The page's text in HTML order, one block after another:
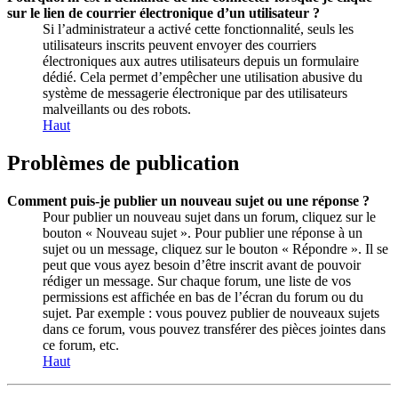
sur le lien de courrier électronique d’un utilisateur ?
Si l’administrateur a activé cette fonctionnalité, seuls les
utilisateurs inscrits peuvent envoyer des courriers
électroniques aux autres utilisateurs depuis un formulaire
dédié. Cela permet d’empêcher une utilisation abusive du
système de messagerie électronique par des utilisateurs
malveillants ou des robots.
Haut
Problèmes de publication
Comment puis-je publier un nouveau sujet ou une réponse ?
Pour publier un nouveau sujet dans un forum, cliquez sur le
bouton « Nouveau sujet ». Pour publier une réponse à un
sujet ou un message, cliquez sur le bouton « Répondre ». Il se
peut que vous ayez besoin d’être inscrit avant de pouvoir
rédiger un message. Sur chaque forum, une liste de vos
permissions est affichée en bas de l’écran du forum ou du
sujet. Par exemple : vous pouvez publier de nouveaux sujets
dans ce forum, vous pouvez transférer des pièces jointes dans
ce forum, etc.
Haut